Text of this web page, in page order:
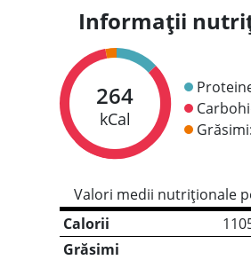
Informații
264
kCal
Grăsimi:
Valori medii nutriționale
Calorii
Grăsimi